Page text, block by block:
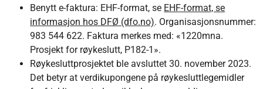
Benytt e-faktura: EHF-format, se EHF-format, se
informasjon hos DFØ (dfo.no). Organisasjonsnummer:
983 544 622. Faktura merkes med: «1220mna.
Prosjekt for røykeslutt, P182-1».
Røykesluttprosjektet ble avsluttet 30. november 2023.
Det betyr at verdikupongene på røykesluttlegemidler